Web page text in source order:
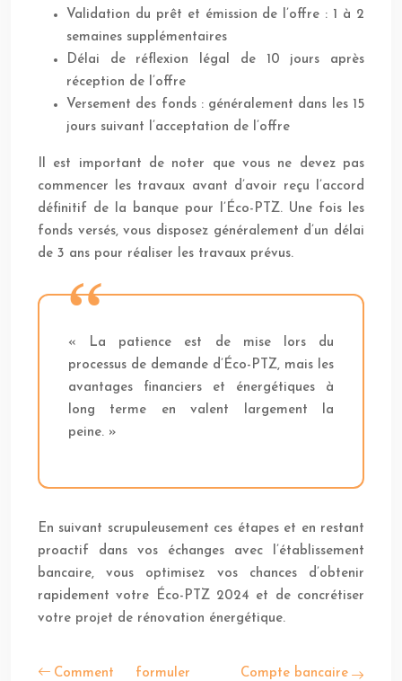
Validation du prêt et émission de l’offre : 1 à 2
semaines supplémentaires
Délai de réflexion légal de 10 jours après
réception de l’offre
Versement des fonds : généralement dans les 15
jours suivant l’acceptation de l’offre
Il est important de noter que vous ne devez pas
commencer les travaux avant d’avoir reçu l’accord
définitif de la banque pour l’Éco-PTZ. Une fois les
fonds versés, vous disposez généralement d’un délai
de 3 ans pour réaliser les travaux prévus.
« La patience est de mise lors du
processus de demande d’Éco-PTZ, mais les
avantages financiers et énergétiques à
long terme en valent largement la
peine. »
En suivant scrupuleusement ces étapes et en restant
proactif dans vos échanges avec l’établissement
bancaire, vous optimisez vos chances d’obtenir
rapidement votre Éco-PTZ 2024 et de concrétiser
votre projet de rénovation énergétique.
Comment formuler
Compte bancaire